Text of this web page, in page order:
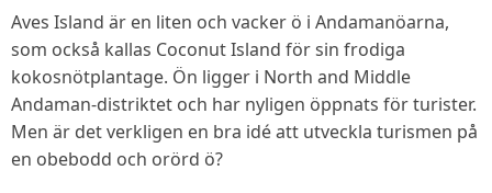
Aves Island är en liten och vacker ö i Andamanöarna,
som också kallas Coconut Island för sin frodiga
kokosnötplantage. Ön ligger i North and Middle
Andaman-distriktet och har nyligen öppnats för turister.
Men är det verkligen en bra idé att utveckla turismen på
en obebodd och orörd ö?